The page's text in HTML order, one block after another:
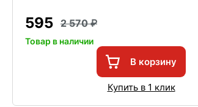
595 2 570
Товар в наличии
В корзину
Купить в 1 клик